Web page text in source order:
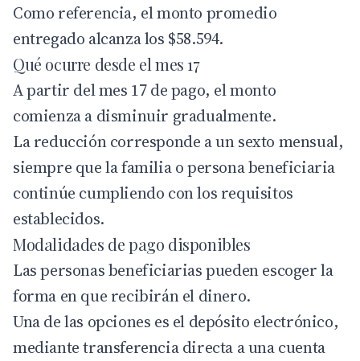
Como referencia, el monto promedio
entregado alcanza los $58.594.
Qué ocurre desde el mes 17
A partir del mes 17 de pago, el monto
comienza a disminuir gradualmente.
La reducción corresponde a un sexto mensual,
siempre que la familia o persona beneficiaria
continúe cumpliendo con los requisitos
establecidos.
Modalidades de pago disponibles
Las personas beneficiarias pueden escoger la
forma en que recibirán el dinero.
Una de las opciones es el depósito electrónico,
mediante transferencia directa a una cuenta